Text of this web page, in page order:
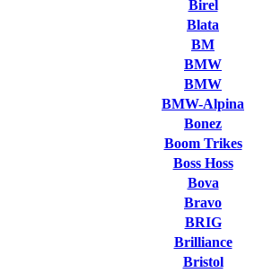
Birel
Blata
BM
BMW
BMW
BMW-Alpina
Bonez
Boom Trikes
Boss Hoss
Bova
Bravo
BRIG
Brilliance
Bristol